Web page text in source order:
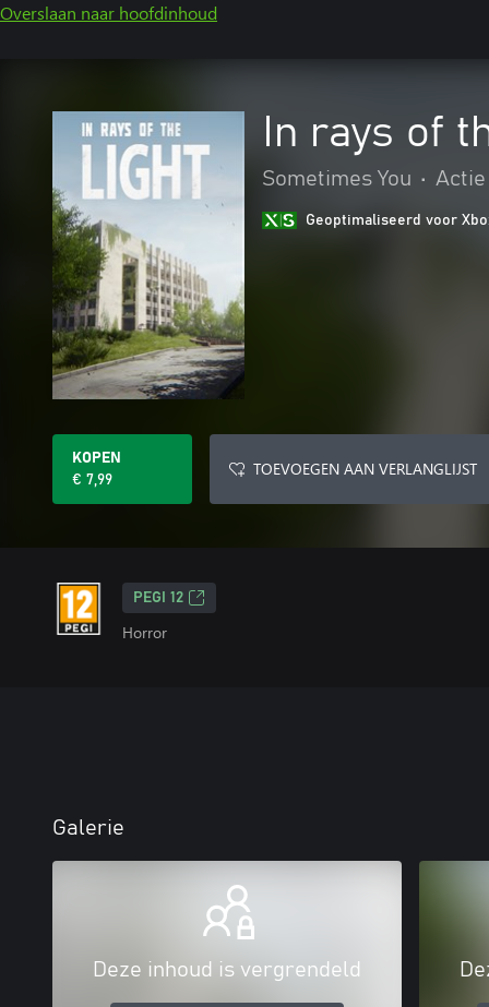
Overslaan naar hoofdinhoud
In rays of
Sometimes You •
Geoptimaliseerd voor
KOPEN
€ 7,99
TOEVOEGEN AAN VERLANGLIJST
PEGI 12
Horror
Galerie
Deze inhoud is vergrendeld